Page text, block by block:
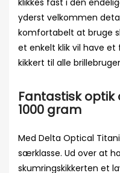
klikkes fast i den
yderst velkommen
komfortabelt at bruge
et enkelt klik vil have et
kikkert til alle
Fantastisk
1000 gram
Med Delta Optical
særklasse. Ud over at
skumringskikkerten et